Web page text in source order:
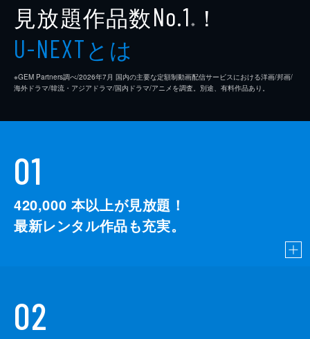
見放題作品数No.1 ※ ！
U-NEXTとは
※GEM Partners調べ/2026年7⽉ 国内の主要な定額制動画配信サービスにおける洋画/邦画/
海外ドラマ/韓流・アジアドラマ/国内ドラマ/アニメを調査。別途、有料作品あり。
01
420,000 本以上が見放題！
最新レンタル作品も充実。
02